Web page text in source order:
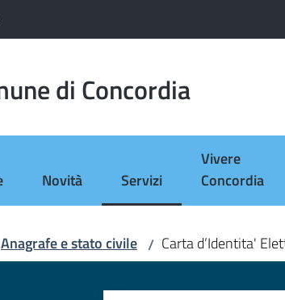
di Concordia
Novità Servizi
Menu selezionato
Vivere
Concordia
Anagrafe e stato civile / Carta d’Identita'